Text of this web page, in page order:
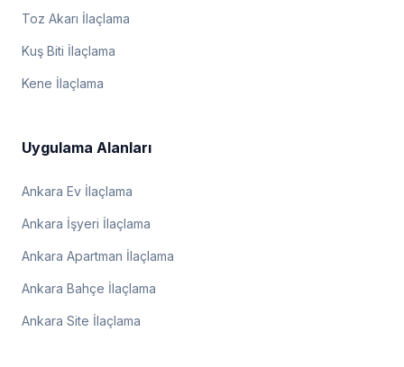
Toz Akarı İlaçlama
Kuş Biti İlaçlama
Kene İlaçlama
Uygulama Alanları
Ankara Ev İlaçlama
Ankara İşyeri İlaçlama
Ankara Apartman İlaçlama
Ankara Bahçe İlaçlama
Ankara Site İlaçlama